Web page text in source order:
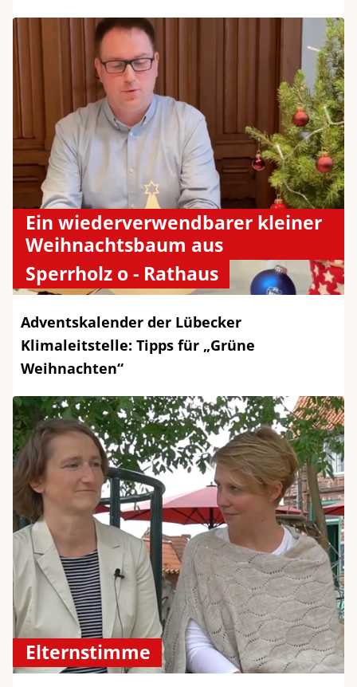
Ein wiederverwendbarer kleiner
Weihnachtsbaum aus
Sperrholz o - Rathaus
Adventskalender der Lübecker
Klimaleitstelle: Tipps für „Grüne
Weihnachten“
Elternstimme